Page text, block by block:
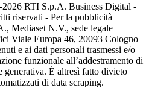
2026 RTI S.p.A. Business Digital -
riservati - Per la pubblicità
Mediaset N.V., sede legale
Viale Europa 46, 20093 Cologno
e ai dati personali trasmessi e/o
funzionale all’addestramento di
È altresì fatto divieto
di data scraping.